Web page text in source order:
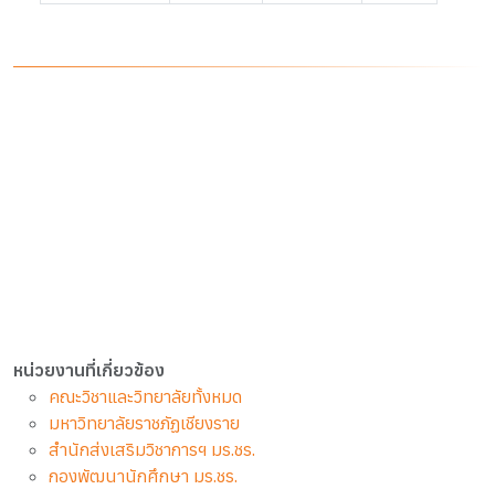
หน่วยงานที่เกี่ยวข้อง
คณะวิชาและวิทยาลัยทั้งหมด
มหาวิทยาลัยราชภัฏเชียงราย
สำนักส่งเสริมวิชาการฯ มร.ชร.
กองพัฒนานักศึกษา มร.ชร.